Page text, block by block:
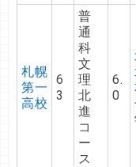
札幌
第一
高校
6
3
普
通
科
文
理
北
進
コ
ー
ス
6.
0